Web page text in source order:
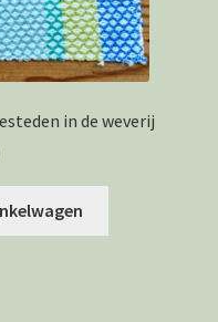
in de weverij